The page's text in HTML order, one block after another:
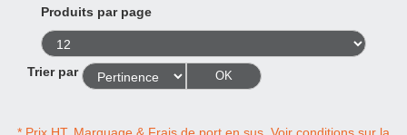
Produits par page
Trier par OK